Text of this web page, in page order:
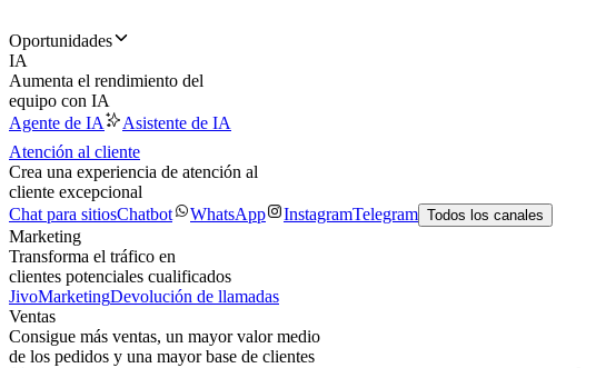
Oportunidades
IA
Aumenta el rendimiento del
equipo con IA
Agente de IA
Asistente de IA
Atención al cliente
Crea una experiencia de atención al
cliente excepcional
Chat para sitiosChatbot WhatsApp InstagramTelegram Todos los canales
Marketing
Transforma el tráfico en
clientes potenciales cualificados
JivoMarketingDevolución de llamadas
Ventas
Consigue más ventas, un mayor valor medio
de los pedidos y una mayor base de clientes